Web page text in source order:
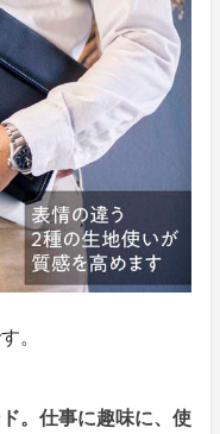
。
。仕事に趣味に、使